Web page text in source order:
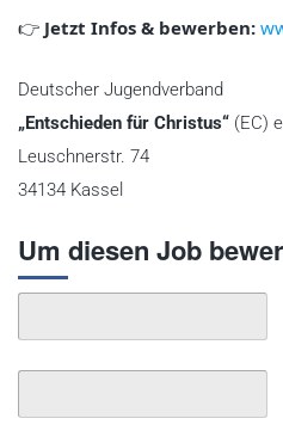
👉 Jetzt Infos & bewerben:
Deutscher Jugendverband
„Entschieden für Christus“ (EC)
Leuschnerstr. 74
34134 Kassel
Um diesen Job